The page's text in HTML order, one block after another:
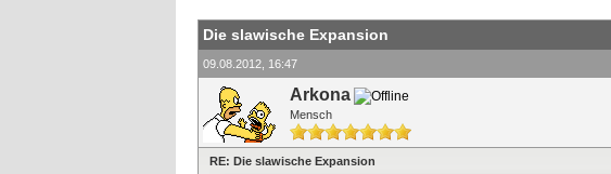
Die slawische Expansion
09.08.2012, 16:47
Arkona
Mensch
RE: Die slawische Expansion